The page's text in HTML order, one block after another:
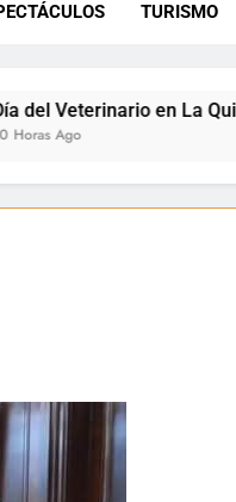
enfrenta el remate de la
TURISMO
Zoonosis llevó